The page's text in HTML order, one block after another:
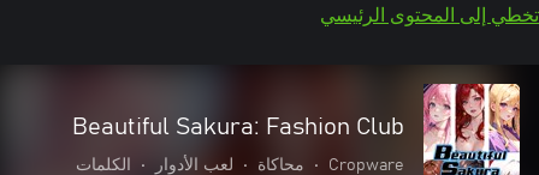
تخطي إلى المحتوى الرئيسي
Beautiful Sakura: Fashion Club
Cropware
• محاكاة • لعب الأدوار • الكلمات